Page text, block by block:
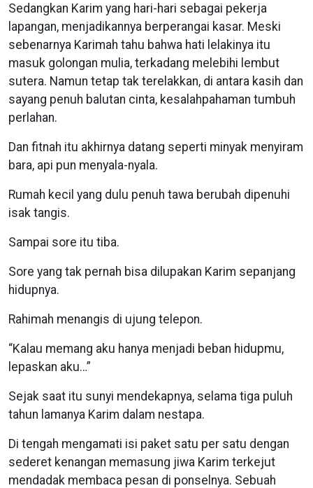
Sedangkan Karim yang hari-hari sebagai pekerja
lapangan, menjadikannya berperangai kasar. Meski
sebenarnya Karimah tahu bahwa hati lelakinya itu
masuk golongan mulia, terkadang melebihi lembut
sutera. Namun tetap tak terelakkan, di antara kasih dan
sayang penuh balutan cinta, kesalahpahaman tumbuh
perlahan.
Dan fitnah itu akhirnya datang seperti minyak menyiram
bara, api pun menyala-nyala.
Rumah kecil yang dulu penuh tawa berubah dipenuhi
isak tangis.
Sampai sore itu tiba.
Sore yang tak pernah bisa dilupakan Karim sepanjang
hidupnya.
Rahimah menangis di ujung telepon.
“Kalau memang aku hanya menjadi beban hidupmu,
lepaskan aku…”
Sejak saat itu sunyi mendekapnya, selama tiga puluh
tahun lamanya Karim dalam nestapa.
Di tengah mengamati isi paket satu per satu dengan
sederet kenangan memasung jiwa Karim terkejut
mendadak membaca pesan di ponselnya. Sebuah